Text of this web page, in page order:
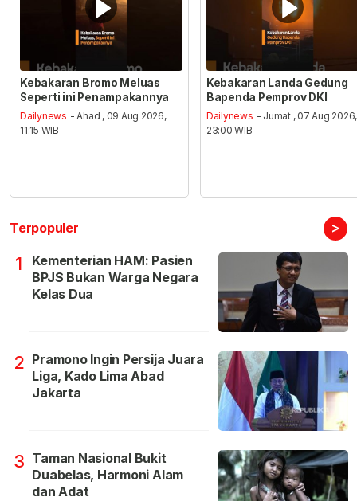
Kebakaran Bromo Meluas
Seperti ini Penampakannya
Dailynews - Ahad , 09 Aug 2026,
11:15 WIB
Kebakaran Landa Gedung
Bapenda Pemprov DKI
Dailynews - Jumat , 07 Aug 2026,
23:00 WIB
Terpopuler >
1
Kementerian HAM: Pasien
BPJS Bukan Warga Negara
Kelas Dua
2 Pramono Ingin Persija Juara
Liga, Kado Lima Abad
Jakarta
3 Taman Nasional Bukit
Duabelas, Harmoni Alam
dan Adat